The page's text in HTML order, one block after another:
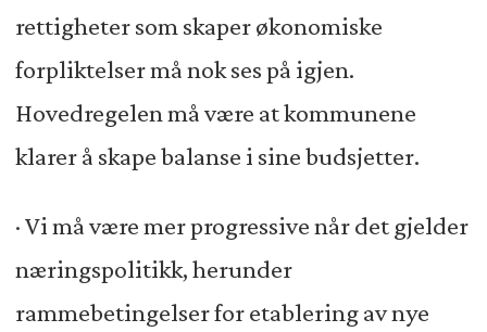
rettigheter som skaper økonomiske
forpliktelser må nok ses på igjen.
Hovedregelen må være at kommunene
klarer å skape balanse i sine budsjetter.
· Vi må være mer progressive når det gjelder
næringspolitikk, herunder
rammebetingelser for etablering av nye